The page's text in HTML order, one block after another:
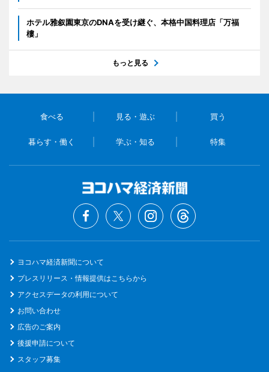
ホテル雅叙園東京のDNAを受け継ぐ、本格中国料理店「万福
樓」
もっと見る
食べる 見る・遊ぶ 買う
暮らす・働く 学ぶ・知る 特集
ヨコハマ経済新聞について
プレスリリース・情報提供はこちらから
アクセスデータの利用について
お問い合わせ
広告のご案内
後援申請について
スタッフ募集